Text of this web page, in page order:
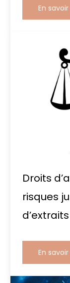
En
Droits
risques
En